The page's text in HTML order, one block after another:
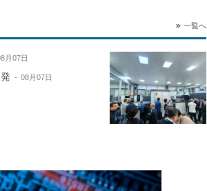
一覧へ
月07日
08月07日